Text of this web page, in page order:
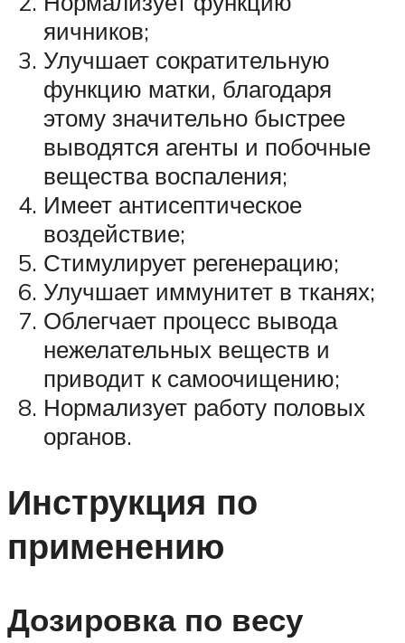
яичников;
Улучшает сократительную
функцию матки, благодаря
этому значительно быстрее
выводятся агенты и побочные
вещества воспаления;
Имеет антисептическое
воздействие;
Стимулирует регенерацию;
Улучшает иммунитет в тканях;
Облегчает процесс вывода
нежелательных веществ и
приводит к самоочищению;
Нормализует работу половых
органов.
Инструкция по
применению
Дозировка по весу